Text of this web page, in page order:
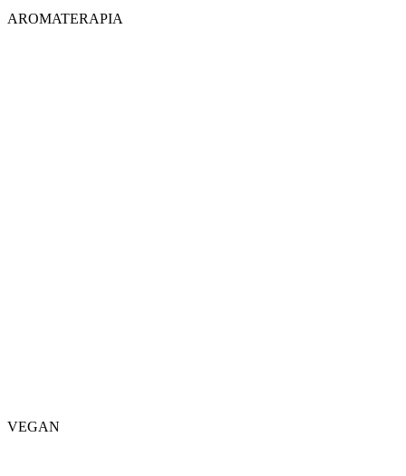
AROMATERAPIA
VEGAN